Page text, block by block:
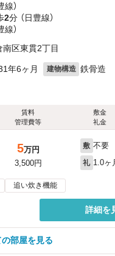
線）
2分 （日豊線）
線）
区東貫2丁目
年6ヶ月 建物構造 鉄骨造
賃料
管理費等
敷金
礼金
5万円
3,500円
敷 不要
礼 1.0ヶ
追い炊き機能
詳細を
部屋を見る